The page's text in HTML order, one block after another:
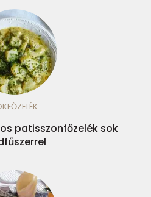
patisszonfőzelék sok